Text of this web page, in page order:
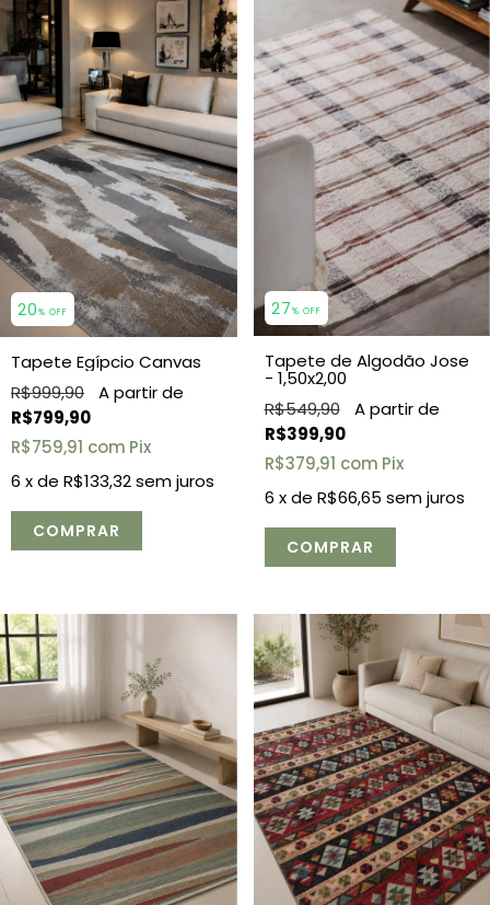
20% OFF
Tapete Egípcio Canvas
R$999,90
R$799,90
R$759,91 com Pix
6 x de R$133,32sem juros
COMPRAR
27% OFF
Tapete de Algodão Jose
- 1,50x2,00
R$549,90
R$399,90
R$379,91 com Pix
6 x de R$66,65 sem juros